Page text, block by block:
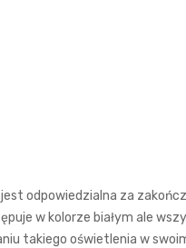
odpowiedzialna za
w kolorze białym ale
takiego oświetlenia w